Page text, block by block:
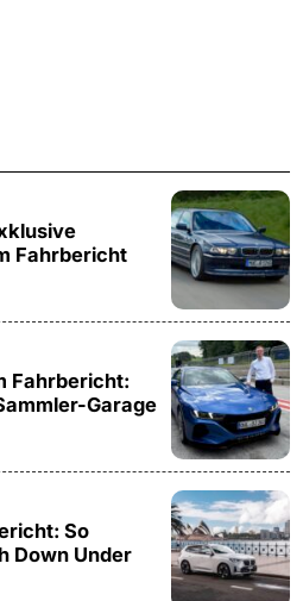
Fahrbericht
Fahrbericht:
Garage
So
Down Under